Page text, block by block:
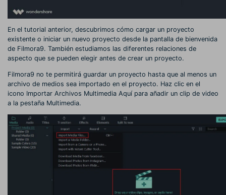
En el tutorial anterior, descubrimos cómo cargar un proyecto
existente o iniciar un nuevo proyecto desde la pantalla de bienvenida
de Filmora9. También estudiamos las diferentes relaciones de
aspecto que se pueden elegir antes de crear un proyecto.
Filmora9 no te permitirá guardar un proyecto hasta que al menos un
archivo de medios sea importado en el proyecto. Haz clic en el
icono Importar Archivos Multimedia Aquí para añadir un clip de video
a la pestaña Multimedia.